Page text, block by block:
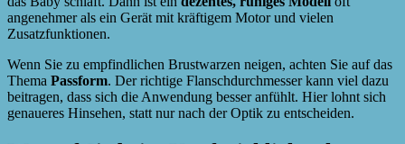
angenehmer als ein Gerät mit kräftigem Motor und vielen
Zusatzfunktionen.
Wenn Sie zu empfindlichen Brustwarzen neigen, achten Sie auf das
Thema Passform. Der richtige Flanschdurchmesser kann viel dazu
beitragen, dass sich die Anwendung besser anfühlt. Hier lohnt sich
genaueres Hinsehen, statt nur nach der Optik zu entscheiden.